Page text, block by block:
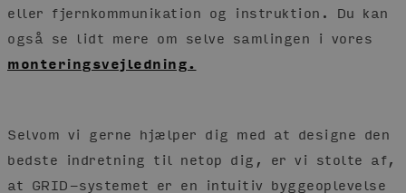
eller fjernkommunikation og instruktion. Du kan
også se lidt mere om selve samlingen i vores
monteringsvejledning.
Selvom vi gerne hjælper dig med at designe den
bedste indretning til netop dig, er vi stolte af,
at GRID-systemet er en intuitiv byggeoplevelse